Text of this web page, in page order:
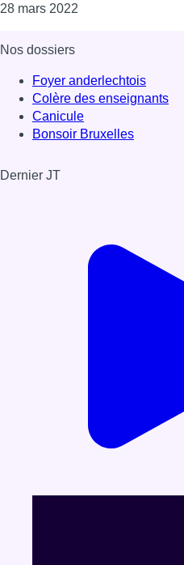
28 mars 2022
Nos dossiers
Foyer anderlechtois
Colère des enseignants
Canicule
Bonsoir Bruxelles
Dernier JT